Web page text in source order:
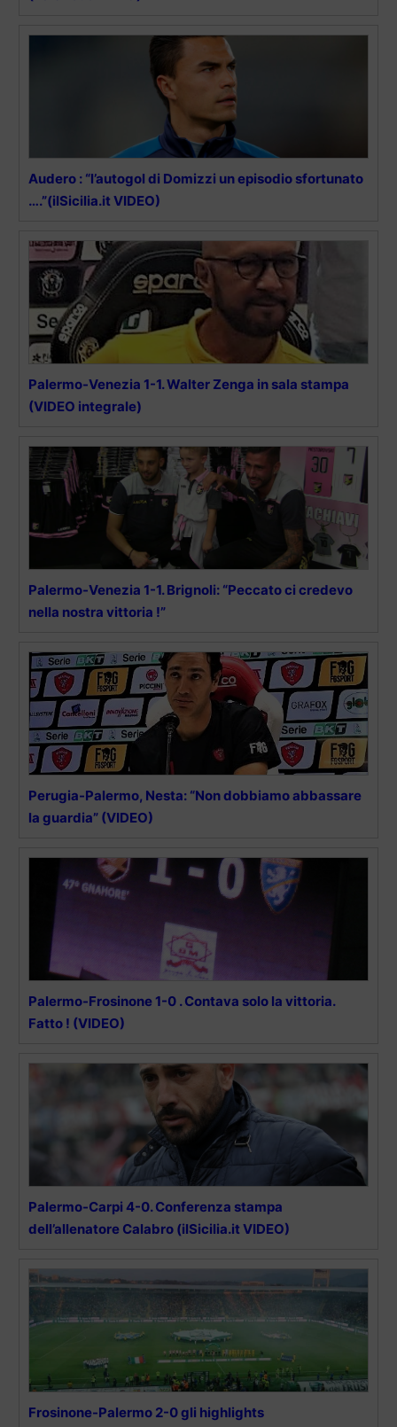
Audero : “l’autogol di Domizzi un episodio sfortunato
….”(ilSicilia.it VIDEO)
Palermo-Venezia 1-1. Walter Zenga in sala stampa
(VIDEO integrale)
Palermo-Venezia 1-1. Brignoli: “Peccato ci credevo
nella nostra vittoria !”
Perugia-Palermo, Nesta: “Non dobbiamo abbassare
la guardia” (VIDEO)
Palermo-Frosinone 1-0 . Contava solo la vittoria.
Fatto ! (VIDEO)
Palermo-Carpi 4-0. Conferenza stampa
dell’allenatore Calabro (ilSicilia.it VIDEO)
Frosinone-Palermo 2-0 gli highlights